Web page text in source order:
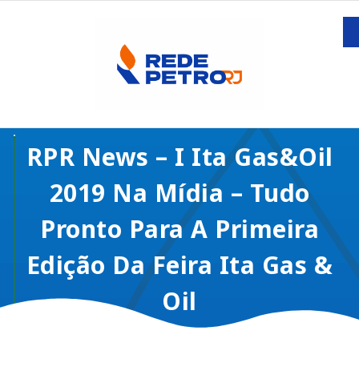
RPR News – I Ita Gas&Oil
2019 Na Mídia – Tudo
Pronto Para A Primeira
Edição Da Feira Ita Gas &
Oil